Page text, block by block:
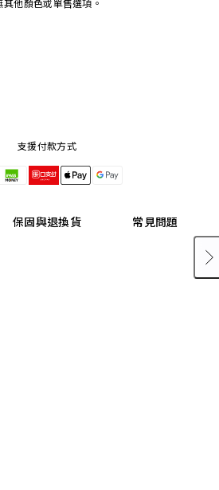
他顏色或單售選項。
支援付款方式
保固與退換貨 常見問題